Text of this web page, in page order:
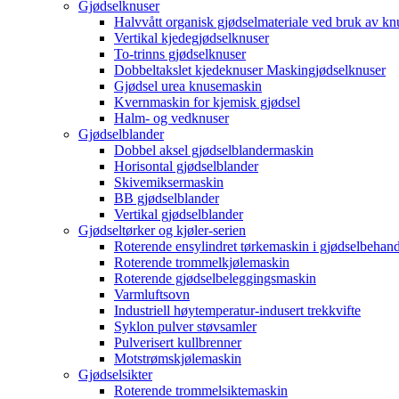
Gjødselknuser
Halvvått organisk gjødselmateriale ved bruk av
Vertikal kjedegjødselknuser
To-trinns gjødselknuser
Dobbeltakslet kjedeknuser Maskingjødselknuser
Gjødsel urea knusemaskin
Kvernmaskin for kjemisk gjødsel
Halm- og vedknuser
Gjødselblander
Dobbel aksel gjødselblandermaskin
Horisontal gjødselblander
Skivemiksermaskin
BB gjødselblander
Vertikal gjødselblander
Gjødseltørker og kjøler-serien
Roterende ensylindret tørkemaskin i
Roterende trommelkjølemaskin
Roterende gjødselbeleggingsmaskin
Varmluftsovn
Industriell høytemperatur-indusert trekkvifte
Syklon pulver støvsamler
Pulverisert kullbrenner
Motstrømskjølemaskin
Gjødselsikter
Roterende trommelsiktemaskin